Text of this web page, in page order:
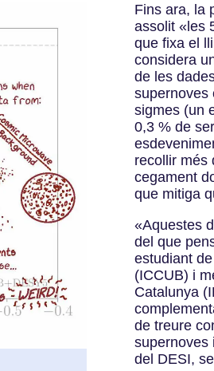
Fins ara, la
assolit «les
que fixa el
considera
de les
supernoves
sigmes (un
0,3 % de
recollir més
cegament
que mitiga
«Aquestes
del que
estudiant
(ICCUB) i
Catalunya
de treure
supernoves
del DESI,